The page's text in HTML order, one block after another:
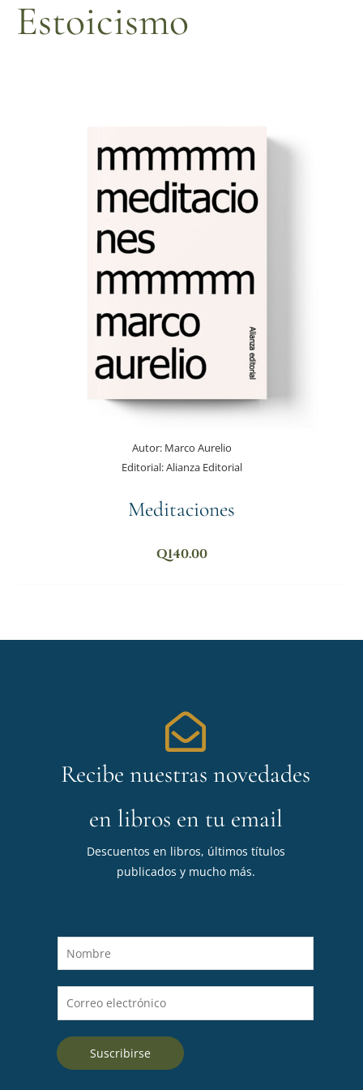
Estoicismo
Autor:Marco Aurelio
Editorial:Alianza Editorial
Meditaciones
Q140.00
Recibe nuestras novedades
en libros en tu email
Descuentos en libros, últimos títulos
publicados y mucho más.
o
m
e
*
o
r
Suscribirse